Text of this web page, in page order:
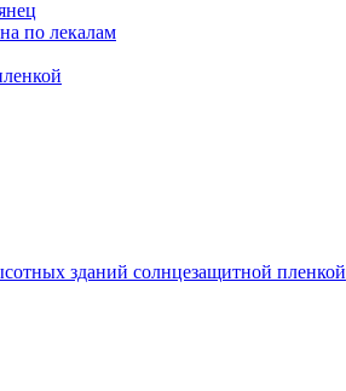
по лекалам
зданий солнцезащитной пленкой